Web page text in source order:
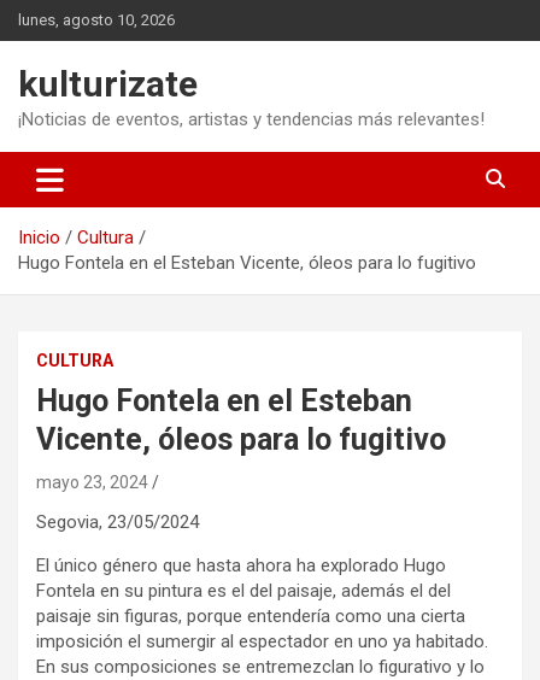
Saltar
al
lunes, agosto 10, 2026
kulturizate
¡Noticias de eventos, artistas y tendencias más relevantes!
Inicio
Cultura
Hugo Fontela en el Esteban Vicente, óleos para lo fugitivo
CULTURA
Hugo Fontela en el Esteban
Vicente, óleos para lo fugitivo
mayo 23, 2024
Segovia, 23/05/2024
El único género que hasta ahora ha explorado Hugo
Fontela en su pintura es el del paisaje, además el del
paisaje sin figuras, porque entendería como una cierta
imposición el sumergir al espectador en uno ya habitado.
En sus composiciones se entremezclan lo figurativo y lo